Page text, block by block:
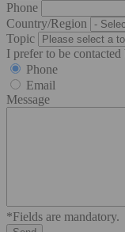
Phone
Country/Region
Topic
I prefer to be contacted
Phone
Email
Message
*Fields are mandatory.